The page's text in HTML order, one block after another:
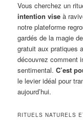
Vous cherchez un
intention vise à
notre plateforme
gardés de la magie
gratuit aux pratiques
découvrez comment
sentimental.C’est
le levier idéal pour
aujourd’hui.
RITUELS NATURELS